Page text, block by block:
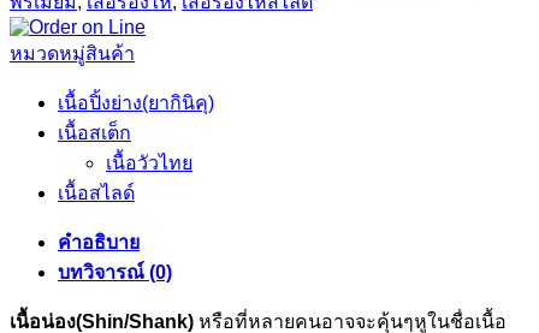
หมวดหมู่สินค้า
เนื้อปิ้งย่าง(ยากินิคุ)
เนื้อสเต็ก
เนื้อวัวไทย
เนื้อสไลด์
คำอธิบาย
บทวิจารณ์ (0)
เนื้อน่อง(Shin/Shank) หรือที่หลายคนอาจจะคุ้นๆหูในชื่อเนื้อ